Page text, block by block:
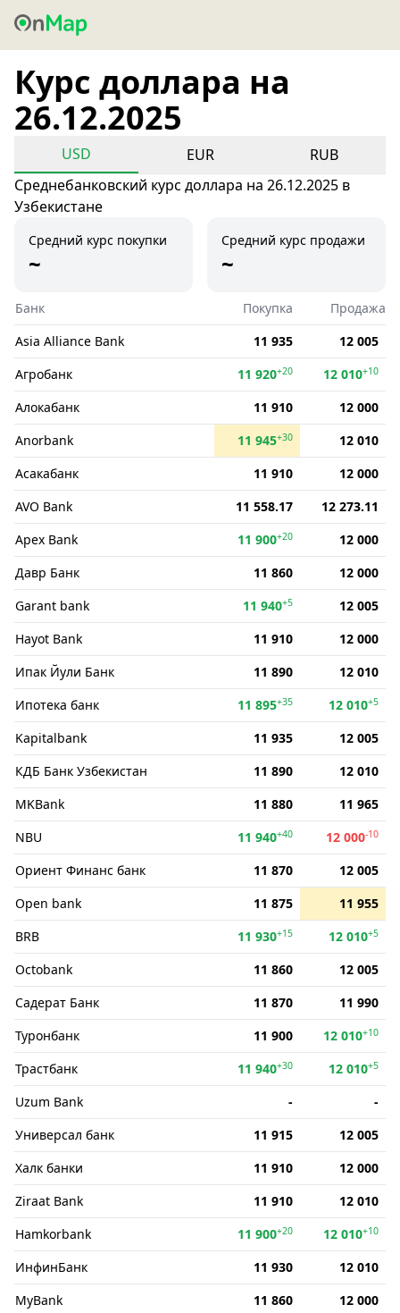
Курс доллара на
26.12.2025
USD EUR
RUB
Среднебанковский курс доллара на 26.12.2025 в
Узбекистане
Средний курс покупки
~
Средний курс продажи
~
Банк Покупка
Продажа
Asia Alliance Bank
11 935
12 005
Агробанк
11 920+20 12 010+10
Алокабанк 11 910
12 000
Anorbank
11 945+30
12 010
Асакабанк
11 910
12 000
AVO Bank
11 558.17
12 273.11
Apex Bank
11 900+20
12 000
Давр Банк
11 860
12 000
Garant bank
11 940+5
12 005
Hayot Bank
11 910
12 000
Ипак Йули Банк
11 890
12 010
Ипотека банк
11 895+35 12 010+5
Kapitalbank 11 935
12 005
КДБ Банк Узбекистан
11 890
12 010
MKBank
11 880
11 965
NBU
11 940+40 12 000-10
Ориент Финанс банк 11 870
12 005
Open bank
11 875
11 955
BRB
11 930+15 12 010+5
Octobank 11 860
12 005
Садерат Банк
11 870
11 990
Туронбанк
11 900 12 010+10
Трастбанк 11 940+30 12 010+5
Uzum Bank -
-
Универсал банк
11 915
12 005
Халк банки
11 910
12 000
Ziraat Bank
11 910
12 010
Hamkorbank
11 900+20 12 010+10
ИнфинБанк 11 930
12 010
MyBank
11 860
12 000